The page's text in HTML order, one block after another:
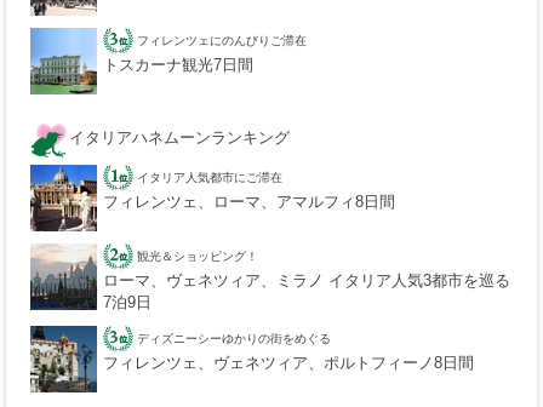
フィレンツェにのんびりご滞在
トスカーナ観光7日間
イタリアハネムーンランキング
イタリア人気都市にご滞在
フィレンツェ、ローマ、アマルフィ8日間
観光＆ショッピング！
ローマ、ヴェネツィア、ミラノ イタリア人気3都市を巡る
7泊9日
ディズニーシーゆかりの街をめぐる
フィレンツェ、ヴェネツィア、ポルトフィーノ8日間